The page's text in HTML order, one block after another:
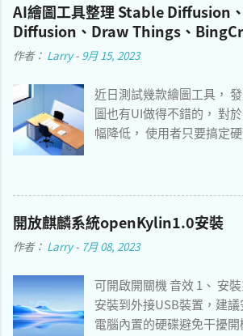
AI繪圖工具整理 Stable Diffusion
Diffusion、Draw Things、
作者： Larry - 9月 15, 2023
近日測試幾款繪圖工具，
圖也有UI做得不錯的， 對
幅降低， 使用者只要搞定
薦兩個作業系統分別適用
圖工具參考： Windows -
易安裝，介面僅提供英文，
支持AppleM系列加速]
- Stable Diffusion WebUI [
底下說明] 一張辦公室繪圖
開放麒麟系統openKylin1.0安裝
作者： Larry - 7月 08, 2023
可開啟開關機 音效 1、 安
安裝到外接USB裝置，建
電腦內置的硬碟避免干擾